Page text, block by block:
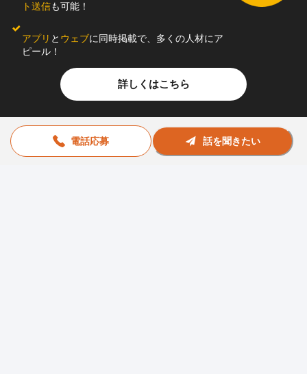
電話応募 話を聞きたい
ト送信も可能！
アプリ と ウェブに同時掲載で、多くの人材にア
ピール！
詳しくはこちら